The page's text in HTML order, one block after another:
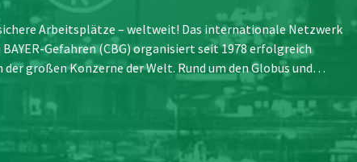
Arbeitsplätze – weltweit! Das internationale Netzwerk
Gefahren (CBG) organisiert seit 1978 erfolgreich
der großen Konzerne der Welt. Rund um den Globus und…